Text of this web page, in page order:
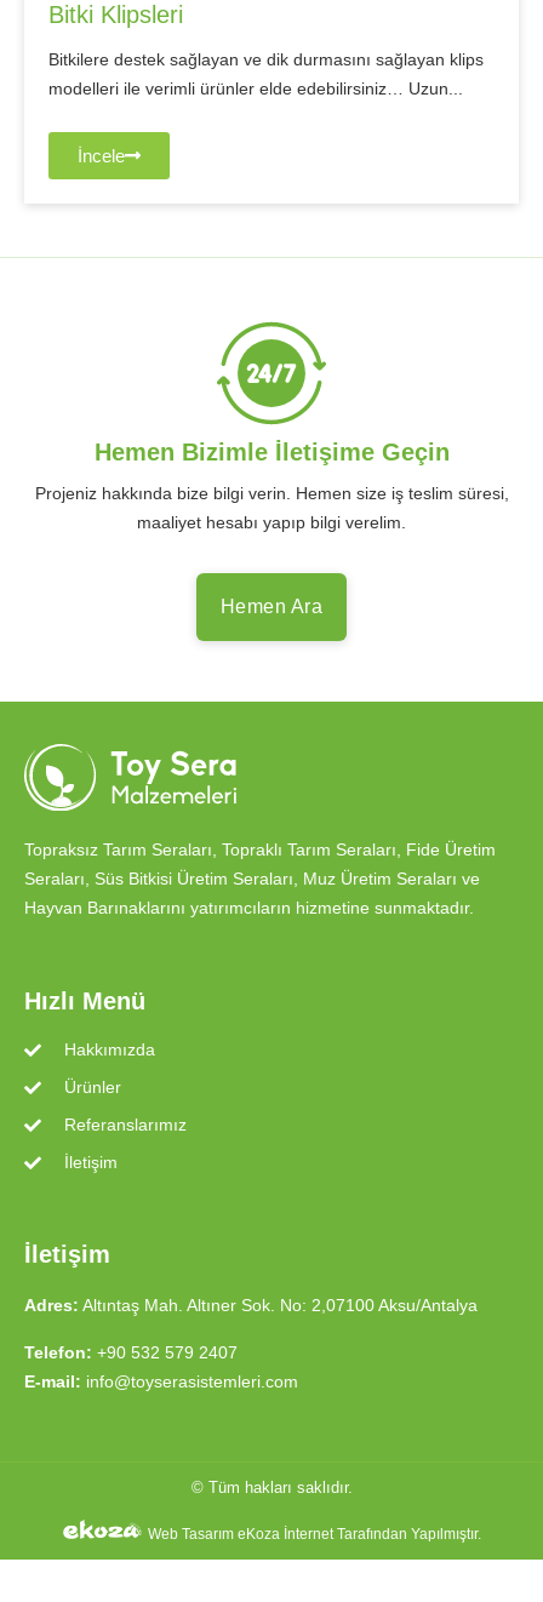
Bitki Klipsleri
Bitkilere destek sağlayan ve dik durmasını sağlayan klips
modelleri ile verimli ürünler elde edebilirsiniz… Uzun...
İncele
Hemen Bizimle İletişime Geçin
Projeniz hakkında bize bilgi verin. Hemen size iş teslim süresi,
maaliyet hesabı yapıp bilgi verelim.
Hemen Ara
Topraksız Tarım Seraları, Topraklı Tarım Seraları, Fide Üretim
Seraları, Süs Bitkisi Üretim Seraları, Muz Üretim Seraları ve
Hayvan Barınaklarını yatırımcıların hizmetine sunmaktadır.
Hızlı Menü
Hakkımızda
Ürünler
Referanslarımız
İletişim
İletişim
Adres: Altıntaş Mah. Altıner Sok. No: 2,07100 Aksu/Antalya
Telefon: +90 532 579 2407
E-mail: info@toyserasistemleri.com
© Tüm hakları saklıdır.
Web Tasarım eKoza İnternet Tarafından Yapılmıştır.